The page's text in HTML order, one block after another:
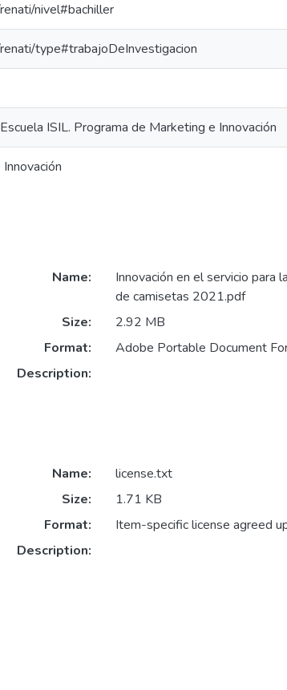
nivel#bachiller
type#trabajoDeInvestigacion
ISIL. Programa de Marketing e Innovación
Name:
Innovación en el servicio para
de camisetas 2021.pdf
Size:
2.92 MB
Format:
Adobe Portable Document
Description:
Name:
license.txt
Size:
1.71 KB
Format:
Item-specific license agreed
Description: